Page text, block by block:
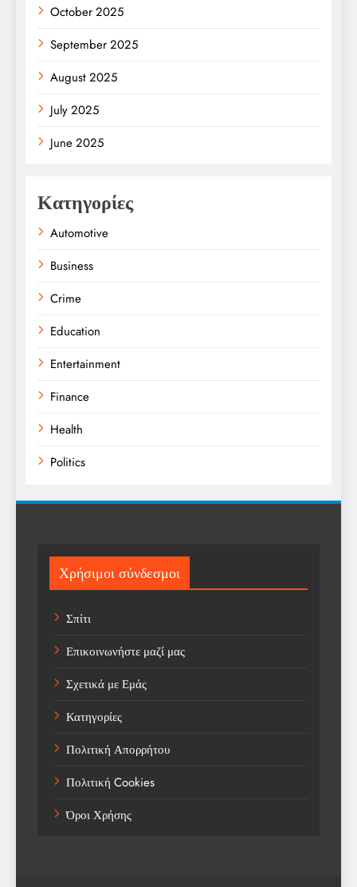
October 2025
September 2025
August 2025
July 2025
June 2025
Κατηγορίες
Automotive
Business
Crime
Education
Entertainment
Finance
Health
Politics
Sport
Sports
Technology
Trending
Weather
Αγορά
Αγορά Εργασίας
Αγροτικά Νέα
Αεροπορία
Χρήσιμοι σύνδεσμοι
Σπίτι
Επικοινωνήστε μαζί μας
Σχετικά με Εμάς
Κατηγορίες
Πολιτική Απορρήτου
Πολιτική Cookies
Όροι Χρήσης